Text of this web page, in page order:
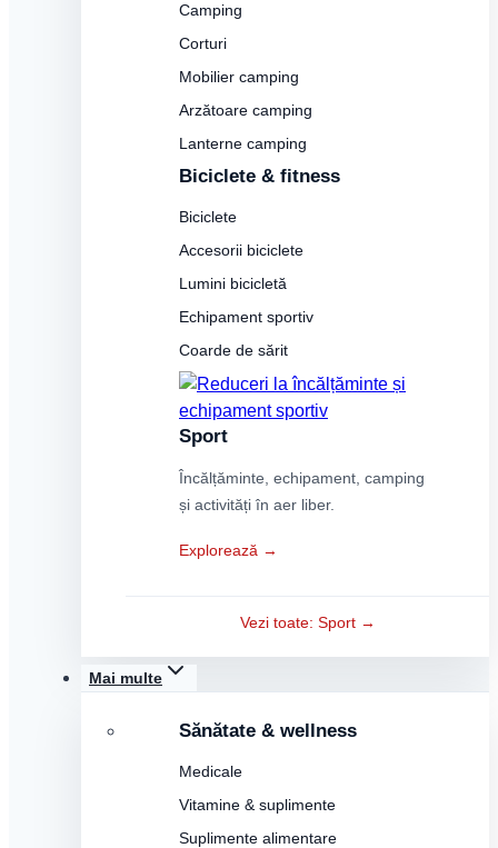
Camping
Corturi
Mobilier camping
Arzătoare camping
Lanterne camping
Biciclete & fitness
Biciclete
Accesorii biciclete
Lumini bicicletă
Echipament sportiv
Coarde de sărit
Sport
Încălțăminte, echipament, camping
și activități în aer liber.
Explorează →
Vezi toate: Sport →
Mai multe
Sănătate & wellness
Medicale
Vitamine & suplimente
Suplimente alimentare